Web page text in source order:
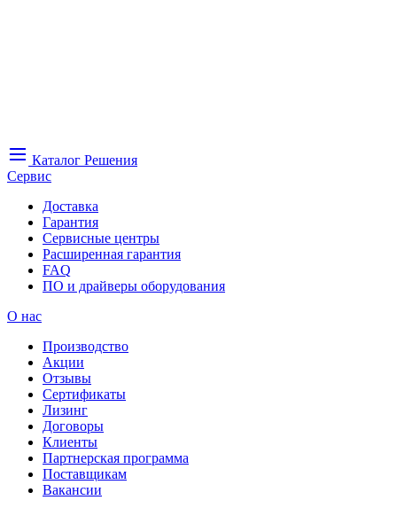
Каталог Решения
Сервис
Доставка
Гарантия
Сервисные центры
Расширенная гарантия
FAQ
ПО и драйверы оборудования
О нас
Производство
Акции
Отзывы
Сертификаты
Лизинг
Договоры
Клиенты
Партнерская программа
Поставщикам
Вакансии